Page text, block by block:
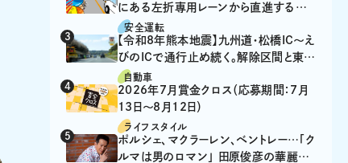
にある左折専用レーンから直進するの
は、違反？
安全運転
【令和8年熊本地震】九州道・松橋IC～え
びのICで通行止め続く。解除区間と東九
州道の迂回ルート
自動車
2026年7月賞金クロス（応募期間：7月
13日～8月12日）
ライフスタイル
ポルシェ、マクラーレン、ベントレー…「ク
ルマは男のロマン」 田原俊彦の華麗な